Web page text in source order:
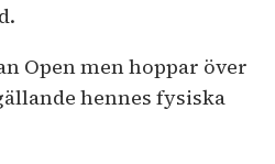
Open men hoppar över
hennes fysiska